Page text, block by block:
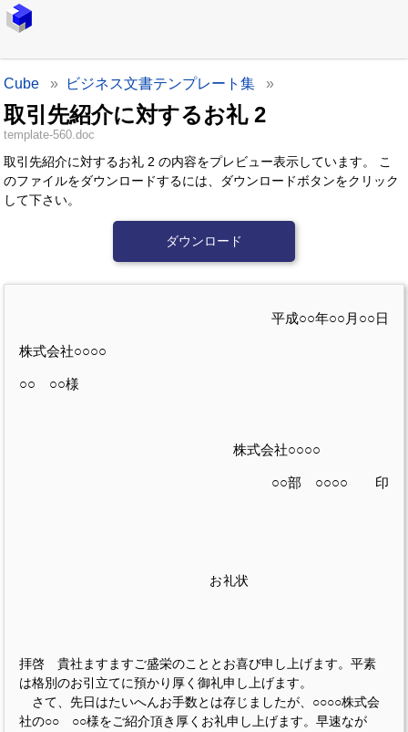
Cube ビジネス文書テンプレート集
取引先紹介に対するお礼 2
template-560.doc
取引先紹介に対するお礼 2 の内容をプレビュー表示しています。
こ
のファイルをダウンロードするには、ダウンロードボタンをクリック
して下さい。
ダウンロード
平成○○年○○月○○日
株式会社○○○○
○○ ○○様
株式会社○○○○
○○部 ○○○○ 印
お礼状
拝啓 貴社ますますご盛栄のこととお喜び申し上げます。平素
は格別のお引立てに預かり厚く御礼申し上げます。
さて、先日はたいへんお手数とは存じましたが、○○○○株式会
社の○○ ○○様をご紹介頂き厚くお礼申し上げます。早速なが